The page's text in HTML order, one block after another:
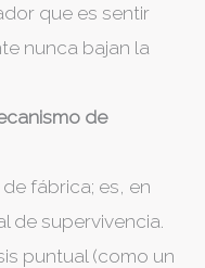
que es sentir
nunca bajan la
de
fábrica; es, en
de supervivencia.
puntual (como un